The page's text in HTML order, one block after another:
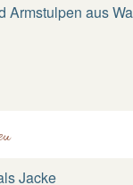
Armstulpen aus
Jacke